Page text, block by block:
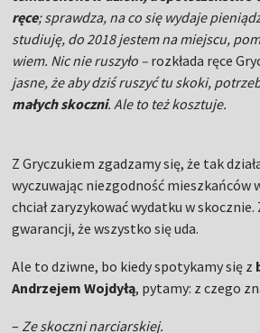
wyczuwając niezgodność mieszkańców
chciał zaryzykować wydatku w skocznie.
gwarancji, że wszystko się uda.
Ale to dziwne, bo kiedy spotykamy się z
– Ze skoczni narciarskiej.
Widocznie nie na tyle, żeby się nią zająć.
uważa włodarz – jest brak sztucznego
igelitu, tak dziś powszechnego,
rozważano.
Akademia Lotnika przyjedzie, zachęci
znów nie ma skoków